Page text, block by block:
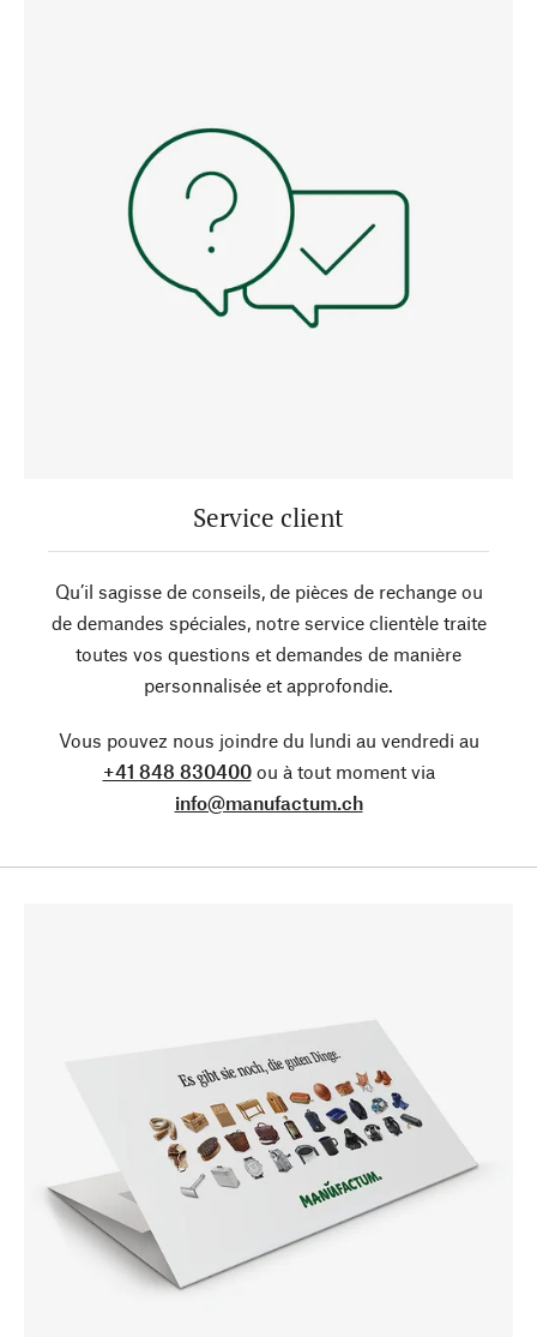
Service client
Qu’il sagisse de conseils, de pièces de rechange ou
de demandes spéciales, notre service clientèle traite
toutes vos questions et demandes de manière
personnalisée et approfondie.
Vous pouvez nous joindre du lundi au vendredi au
+41 848 830400ou à tout moment via
info@manufactum.ch